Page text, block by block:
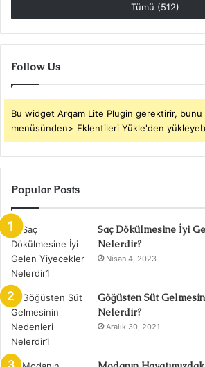
Tümü (512)
Follow Us
Bu widget Arqam Lite Plugin gerektirir, bunu
menüsünden> Eklentileri Yükle'den
Popular Posts
Saç Dökülmesine İyi
Nelerdir?
Nisan 4, 2023
Göğüsten Süt
Nelerdir?
Aralık 30, 2021